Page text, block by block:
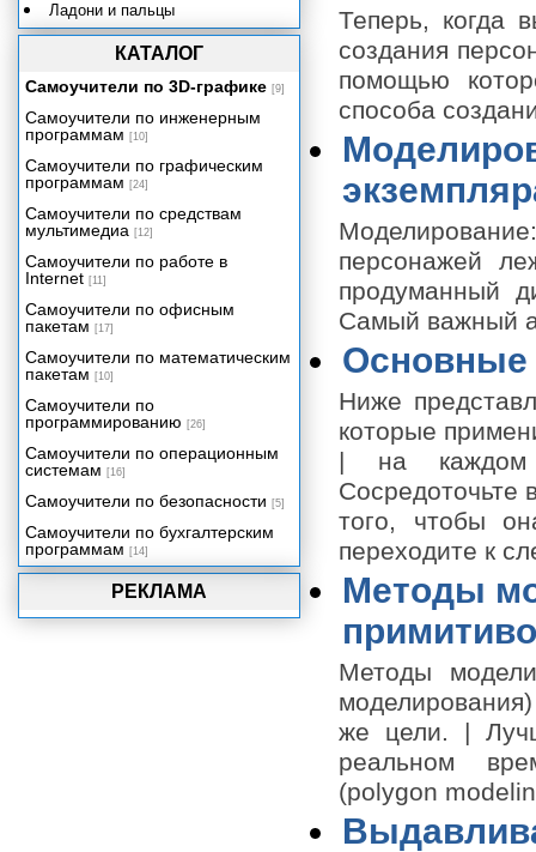
Теперь, когда
создания
помощью
способа
персонажей
продуманный
Самый важный
Основные
Ниже
которые
| на каждом
Сосредоточьте
того, чтобы
переходите к
Методы
Методы
же цели. |
реальном
(polygon
РЕКЛАМА
Ладони и пальцы
Запястья и лодыжки
Текстура: карты. Обзор UVW.
Качество текстуры
Резюме
Работа с каркасами персонажей
с помощью модуля Biped
Задание весов сетки персонажа
вручную с помощью
редактирования вершин
Задание весов персонажа с
помощью оболочек
Подготовка к анимации
Анимация на основе ключевых
Использование захвата движения
Сводим все вместе
Заключение
КАТАЛОГ
Самоучители по 3D-графике [9]
Самоучители по инженерным
программам [10]
Самоучители по графическим
программам [24]
Самоучители по средствам
мультимедиа [12]
Самоучители по работе в
Internet [11]
Самоучители по офисным
пакетам [17]
Самоучители по математическим
пакетам [10]
Самоучители по
программированию [26]
Самоучители по операционным
системам [16]
Самоучители по безопасности [5]
Самоучители по бухгалтерским
программам [14]